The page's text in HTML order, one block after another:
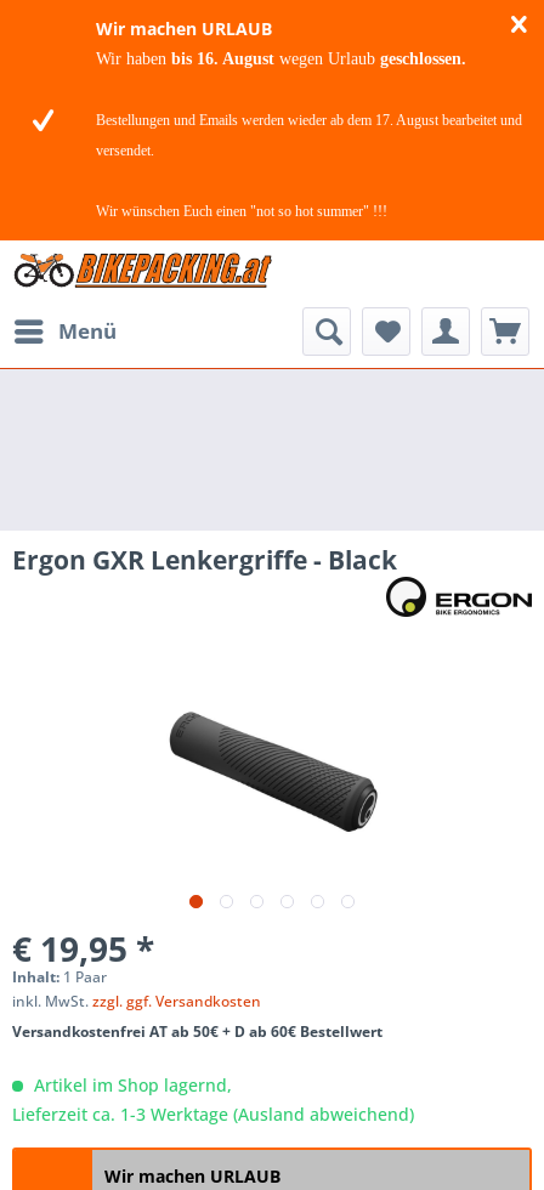
Wir machen URLAUB
Wir haben bis 16. August wegen Urlaub geschlossen.
Bestellungen und Emails werden wieder ab dem 17. August bearbeitet und
versendet.
Wir wünschen Euch einen "not so hot summer" !!!
Menü
Ergon GXR Lenkergriffe - Black
€ 19,95 *
Inhalt: 1 Paar
inkl. MwSt.zzgl. ggf. Versandkosten
Versandkostenfrei AT ab 50€ + D ab 60€ Bestellwert
Artikel im Shop lagernd,
Lieferzeit ca. 1-3 Werktage (Ausland abweichend)
Wir machen URLAUB